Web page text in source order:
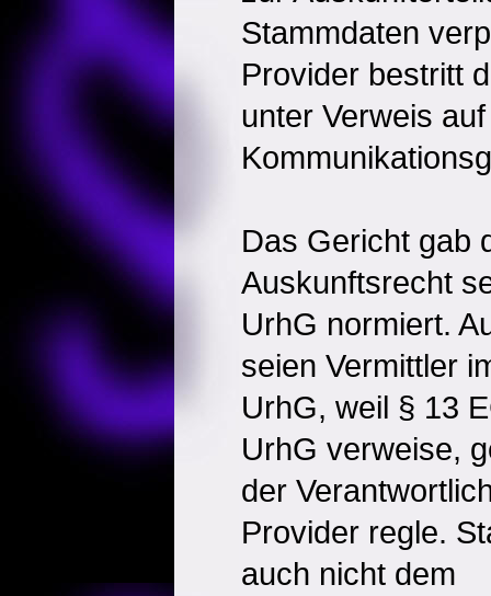
Stammdaten
Provider bestritt
unter Verweis
Das Gericht gab
Auskunftsrecht
UrhG normiert.
seien Vermittler
UrhG, weil § 13
UrhG verweise,
der
Provider regle.
auch nicht dem